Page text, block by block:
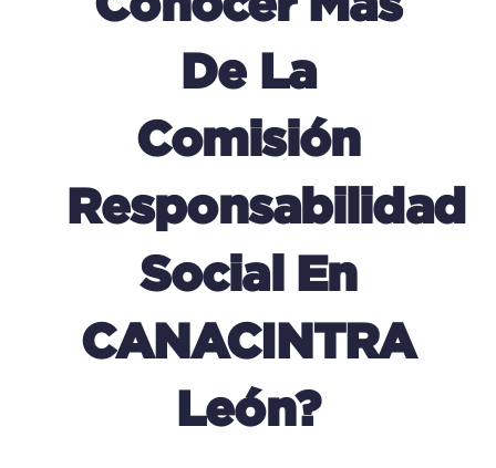
De La
Comisión
Responsabilidad
Social En
CANACINTRA
León?